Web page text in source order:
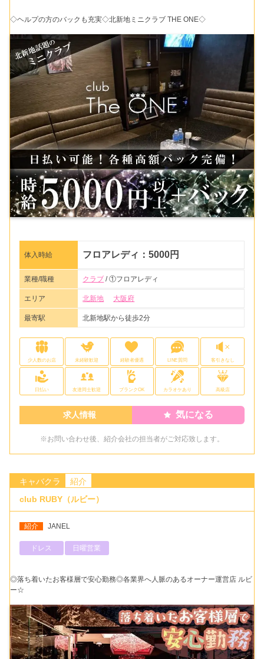
◇ヘルプの方のバックも充実◇北新地ミニクラブ THE ONE◇
体入時給 フロアレディ：5000円
業種/職種 クラブ / ①フロアレディ
エリア 北新地 大阪府
最寄駅 北新地駅から徒歩2分
少人数のお店 未経験歓迎 経験者優遇 LINE質問 客引きなし
日払い 友達同士歓迎 ブランクOK カラオケあり 高級店
求人情報 気になる
※お問い合わせ後、紹介会社の担当者がご対応致します。
キャバクラ
紹介
club RUBY（ルビー）
紹介 JANEL
ドレス 日曜営業
◎落ち着いたお客様層で安心勤務◎各業界へ人脈のあるオーナー運営店 ルビ
ー☆